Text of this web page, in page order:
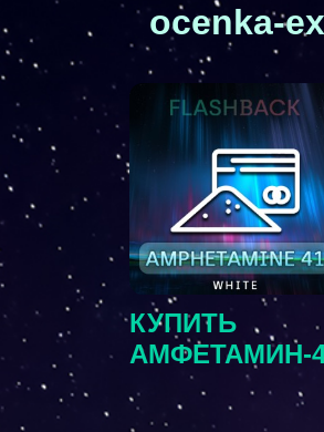
ocenka-
КУПИТЬ
АМФЕТАМИН-